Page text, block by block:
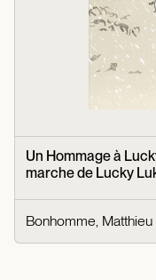
Un Hommage à
marche de Lucky
Bonhomme, Matthieu